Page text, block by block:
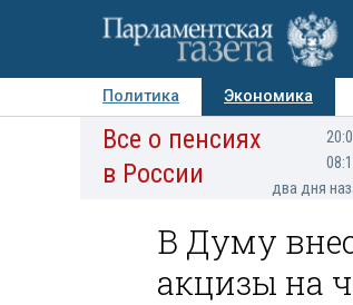
Политика Экономика
Авторы Персоны
Все о пенсиях
в России
два дня
В Думу
акцизы на